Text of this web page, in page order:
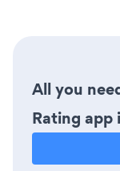
All you
Rating app